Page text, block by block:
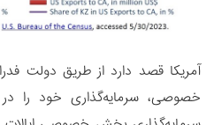
آمریکا قصد دارد از طریق دولت
خصوصی، سرمایه‌گذاری خود را